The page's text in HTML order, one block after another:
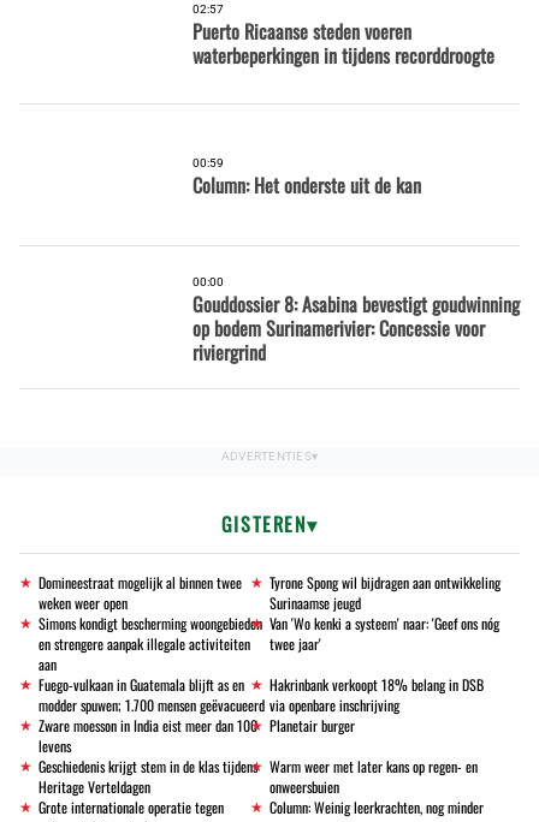
02:57
Puerto Ricaanse steden voeren
waterbeperkingen in tijdens recorddroogte
00:59
Column: Het onderste uit de kan
00:00
Gouddossier 8: Asabina bevestigt goudwinning
op bodem Surinamerivier: Concessie voor
riviergrind
GISTEREN
Domineestraat mogelijk al binnen twee
weken weer open
Tyrone Spong wil bijdragen aan ontwikkeling
Surinaamse jeugd
Simons kondigt bescherming woongebieden
en strengere aanpak illegale activiteiten
aan
Van 'Wo kenki a systeem' naar: 'Geef ons nóg
twee jaar'
Fuego-vulkaan in Guatemala blijft as en
modder spuwen; 1.700 mensen geëvacueerd
Hakrinbank verkoopt 18% belang in DSB
via openbare inschrijving
Zware moesson in India eist meer dan 100
levens
Planetair burger
Geschiedenis krijgt stem in de klas tijdens
Heritage Verteldagen
Warm weer met later kans op regen- en
onweersbuien
Grote internationale operatie tegen
Column: Weinig leerkrachten, nog minder